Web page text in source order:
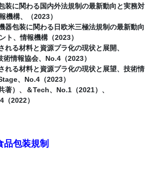
装に関わる国内外法規制の最新動向と実務対
機構、（2023）
器包装に関わる日欧米三極法規制の最新動向
ト、情報機構（2023）
れる材料と資源プラ化の現状と展開、
情報協会、No.4（2023）
れる材料と資源プラ化の現状と展望、技術情
、No.4（2023）
著）、＆Tech、No.1（2021）、
2022）
包装規制